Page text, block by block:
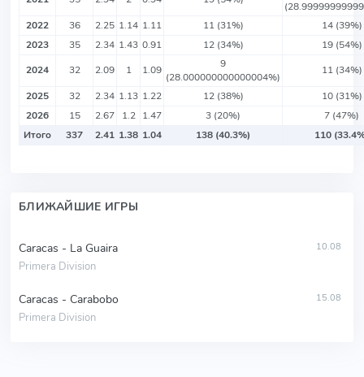
2022
36 2.25 1.14 1.11 11 (31%)
14 (39%)
2023
35 2.34 1.43 0.91 12 (34%)
19 (54%)
2024
32 2.09 1 1.09
9
(28.000000000000004%)
11 (34%)
2025
32 2.34 1.13 1.22 12 (38%)
10 (31%)
2026
15 2.67 1.2 1.47 3 (20%)
7 (47%)
Итого
337 2.41 1.38 1.04 138 (40.3%) 110
БЛИЖАЙШИЕ ИГРЫ
Caracas - La Guaira
Primera Division
10.08
Caracas - Carabobo
Primera Division
15.08